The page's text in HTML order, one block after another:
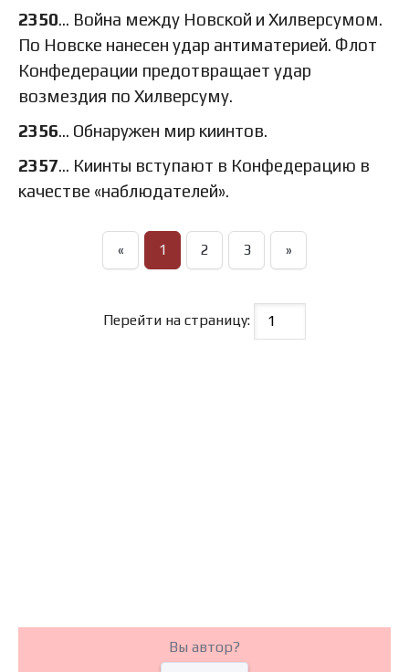
2350… Война между Новской и Хилверсумом.
По Новске нанесен удар антиматерией. Флот
Конфедерации предотвращает удар
возмездия по Хилверсуму.
2356… Обнаружен мир киинтов.
2357… Киинты вступают в Конфедерацию в
качестве «наблюдателей».
« 1 2 3 »
Перейти на страницу:
Вы автор?